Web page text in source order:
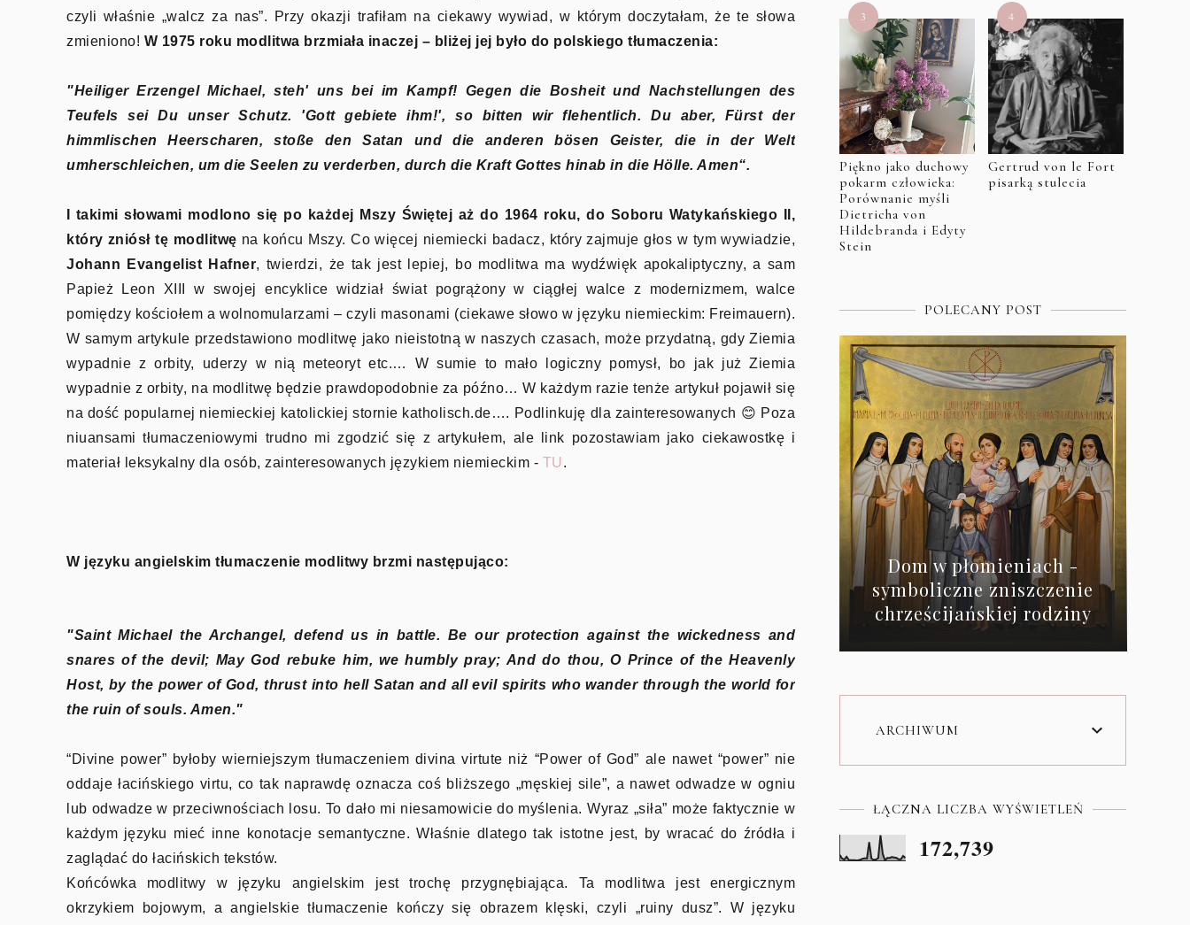
czyli właśnie „walcz za nas”. Przy okazji trafiłam na ciekawy wywiad, w którym doczytałam, że te słowa
zmieniono! W 1975 roku modlitwa brzmiała inaczej – bliżej jej było do polskiego tłumaczenia:
"Heiliger Erzengel Michael, steh' uns bei im Kampf! Gegen die Bosheit und Nachstellungen des
Teufels sei Du unser Schutz. 'Gott gebiete ihm!', so bitten wir flehentlich. Du aber, Fürst der
himmlischen Heerscharen, stoße den Satan und die anderen bösen Geister, die in der Welt
umherschleichen, um die Seelen zu verderben, durch die Kraft Gottes hinab in die Hölle. Amen“.
I takimi słowami modlono się po każdej Mszy Świętej aż do 1964 roku, do Soboru Watykańskiego II,
który zniósł tę modlitwę na końcu Mszy. Co więcej niemiecki badacz, który zajmuje głos w tym wywiadzie,
Johann Evangelist Hafner, twierdzi, że tak jest lepiej, bo modlitwa ma wydźwięk apokaliptyczny, a sam
Papież Leon XIII w swojej encyklice widział świat pogrążony w ciągłej walce z modernizmem, walce
pomiędzy kościołem a wolnomularzami – czyli masonami (ciekawe słowo w języku niemieckim: Freimauern).
W samym artykule przedstawiono modlitwę jako nieistotną w naszych czasach, może przydatną, gdy Ziemia
wypadnie z orbity, uderzy w nią meteoryt etc.… W sumie to mało logiczny pomysł, bo jak już Ziemia
wypadnie z orbity, na modlitwę będzie prawdopodobnie za późno… W każdym razie tenże artykuł pojawił się
na dość popularnej niemieckiej katolickiej stornie katholisch.de…. Podlinkuję dla zainteresowanych 😊 Poza
niuansami tłumaczeniowymi trudno mi zgodzić się z artykułem, ale link pozostawiam jako ciekawostkę i
materiał leksykalny dla osób, zainteresowanych językiem niemieckim - TU.
W języku angielskim tłumaczenie modlitwy brzmi następująco:
"Saint Michael the Archangel, defend us in battle. Be our protection against the wickedness and
snares of the devil; May God rebuke him, we humbly pray; And do thou, O Prince of the Heavenly
Host, by the power of God, thrust into hell Satan and all evil spirits who wander through the world for
the ruin of souls. Amen."
“Divine power” byłoby wierniejszym tłumaczeniem divina virtute niż “Power of God” ale nawet “power” nie
oddaje łacińskiego virtu, co tak naprawdę oznacza coś bliższego „męskiej sile”, a nawet odwadze w ogniu
lub odwadze w przeciwnościach losu. To dało mi niesamowicie do myślenia. Wyraz „siła” może faktycznie w
każdym języku mieć inne konotacje semantyczne. Właśnie dlatego tak istotne jest, by wracać do źródła i
zaglądać do łacińskich tekstów.
Końcówka modlitwy w języku angielskim jest trochę przygnębiająca. Ta modlitwa jest energicznym
okrzykiem bojowym, a angielskie tłumaczenie kończy się obrazem klęski, czyli „ruiny dusz”. W języku
Piękno jako duchowy
pokarm człowieka:
Porównanie myśli
Dietricha von
Hildebranda i Edyty
Stein
Gertrud von le Fort
pisarką stulecia
POLECANY POST
Dom w płomieniach -
symboliczne zniszczenie
chrześcijańskiej rodziny
ARCHIWUM
ŁĄCZNA LICZBA WYŚWIETLEŃ
172,739